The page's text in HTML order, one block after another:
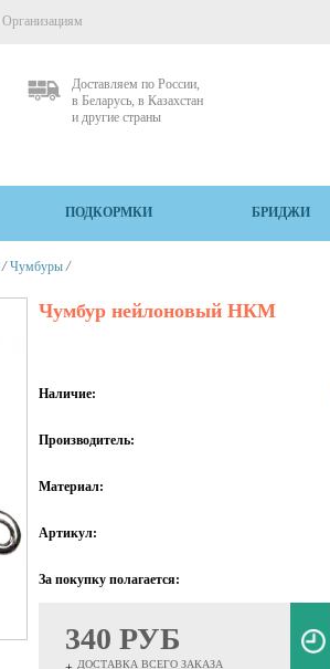
Организациям
Доставляем по России,
в Беларусь, в Казахстан
и другие страны
ПОДКОРМКИ БРИДЖИ
/ Чумбуры /
Чумбур нейлоновый НКМ
Наличие:
Производитель:
Материал:
Артикул:
За покупку полагается:
340 РУБ
ДОСТАВКА ВСЕГО ЗАКАЗА